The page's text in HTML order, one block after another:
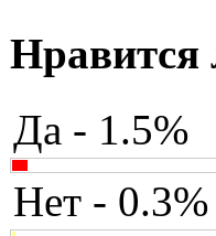
Да - 1.5%
Нет - 0.3%